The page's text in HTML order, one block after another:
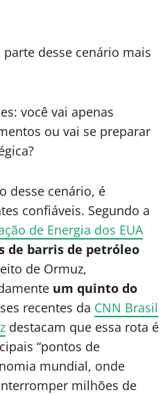
desse cenário mais
você vai apenas
ou vai se preparar
desse cenário, é
confiáveis. Segundo a
de Energia dos EUA
de barris de petróleo
de Ormuz,
um quinto do
recentes da CNN Brasil
destacam que essa rota é
“pontos de
mundial, onde
milhões de